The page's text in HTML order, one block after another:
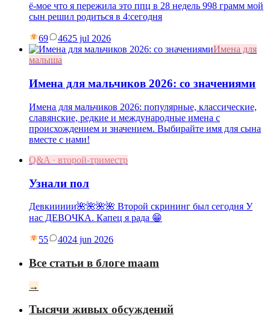
ё-мое что я пережила это ппц в 28 недель 998 грамм мой
сын решил родиться в 4:сегодня
69 4625 jul 2026
Имена для
малыша
Имена для мальчиков 2026: со значениями
Имена для мальчиков 2026: популярные, классические,
славянские, редкие и международные имена с
происхождением и значением. Выбирайте имя для сына
вместе с нами!
Q&A · второй-триместр
Узнали пол
Девкиииии🌺🌺🌺🌺 Второй скрининг был сегодня У
нас ДЕВОЧКА. Капец я рада 😁
55 4024 jun 2026
Все статьи в блоге maam
→
Тысячи живых обсуждений